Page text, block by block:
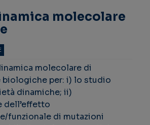
molecolare
molecolare di
per: i) lo studio
dinamiche; ii)
dell’effetto
funzionale di mutazioni